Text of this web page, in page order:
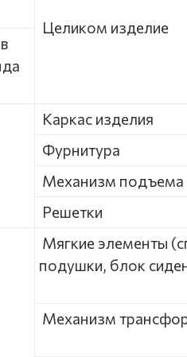
Целиком
Каркас изделия
Фурнитура
Механизм
Решетки
Мягкие элементы
подушки, блок
Механизм